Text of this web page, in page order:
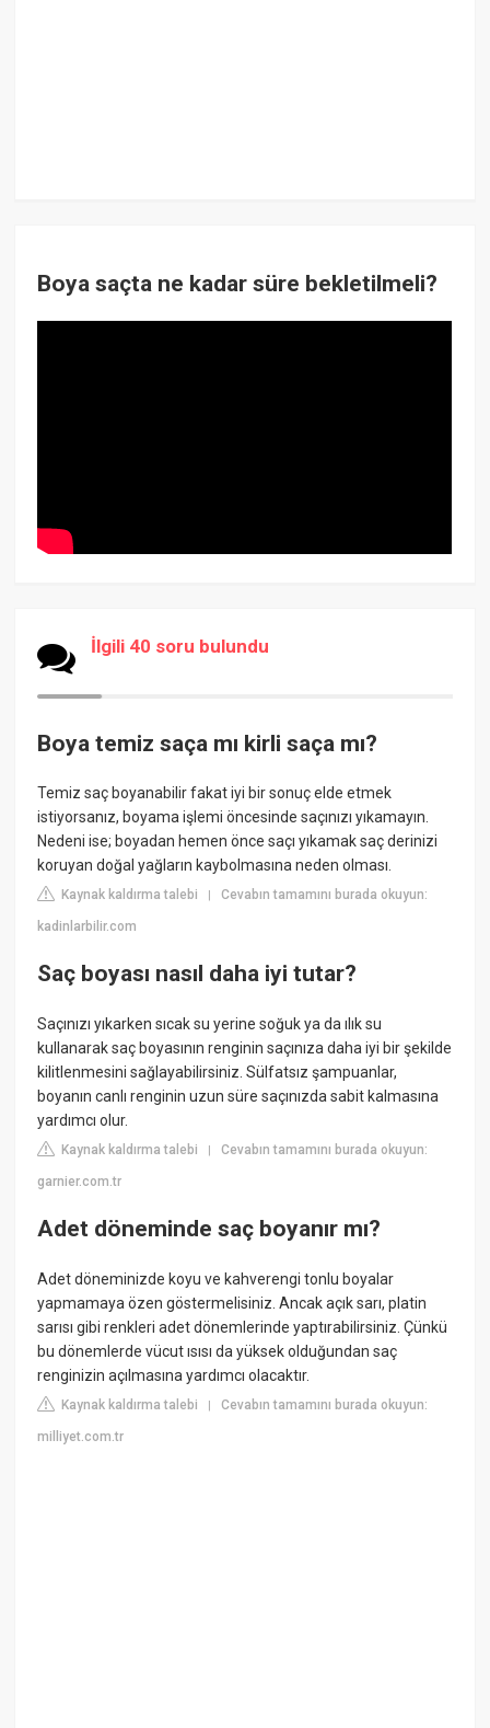
Boya saçta ne kadar süre bekletilmeli?
İlgili 40 soru bulundu
Boya temiz saça mı kirli saça mı?
Temiz saç boyanabilir fakat iyi bir sonuç elde etmek
istiyorsanız, boyama işlemi öncesinde saçınızı yıkamayın.
Nedeni ise; boyadan hemen önce saçı yıkamak saç derinizi
koruyan doğal yağların kaybolmasına neden olması.
Kaynak kaldırma talebi |Cevabın tamamını burada okuyun:
kadinlarbilir.com
Saç boyası nasıl daha iyi tutar?
Saçınızı yıkarken sıcak su yerine soğuk ya da ılık su
kullanarak saç boyasının renginin saçınıza daha iyi bir şekilde
kilitlenmesini sağlayabilirsiniz. Sülfatsız şampuanlar,
boyanın canlı renginin uzun süre saçınızda sabit kalmasına
yardımcı olur.
Kaynak kaldırma talebi |Cevabın tamamını burada okuyun:
garnier.com.tr
Adet döneminde saç boyanır mı?
Adet döneminizde koyu ve kahverengi tonlu boyalar
yapmamaya özen göstermelisiniz. Ancak açık sarı, platin
sarısı gibi renkleri adet dönemlerinde yaptırabilirsiniz. Çünkü
bu dönemlerde vücut ısısı da yüksek olduğundan saç
renginizin açılmasına yardımcı olacaktır.
Kaynak kaldırma talebi |Cevabın tamamını burada okuyun:
milliyet.com.tr